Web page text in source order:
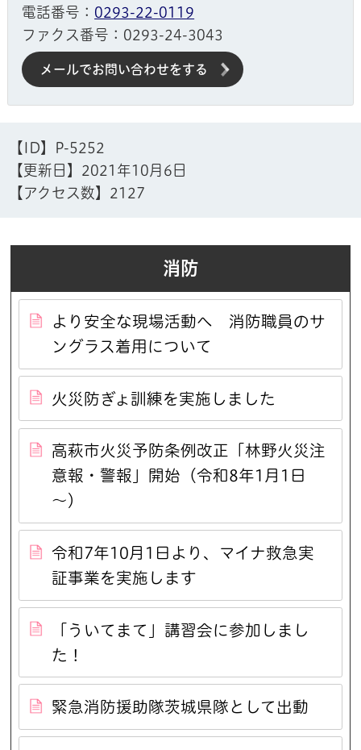
電話番号： 0293-22-0119
ファクス番号：0293-24-3043
メールでお問い合わせをする
【ID】
P-5252
【更新日】 2021年10月6日
【アクセス数】 2127
消防
より安全な現場活動へ 消防職員のサ
ングラス着用について
火災防ぎょ訓練を実施しました
高萩市火災予防条例改正「林野火災注
意報・警報」開始（令和8年1月1日
～）
令和7年10月1日より、マイナ救急実
証事業を実施します
「ういてまて」講習会に参加しまし
た！
緊急消防援助隊茨城県隊として出動